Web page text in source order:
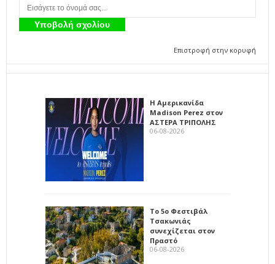
Επιστροφή στην κορυφή
Η Αμερικανίδα
Madison Perez στον
ΑΣΤΕΡΑ ΤΡΙΠΟΛΗΣ
06-08-2026
Το 5ο Φεστιβάλ
Τσακωνιάς
συνεχίζεται στον
Πραστό
06-08-2026